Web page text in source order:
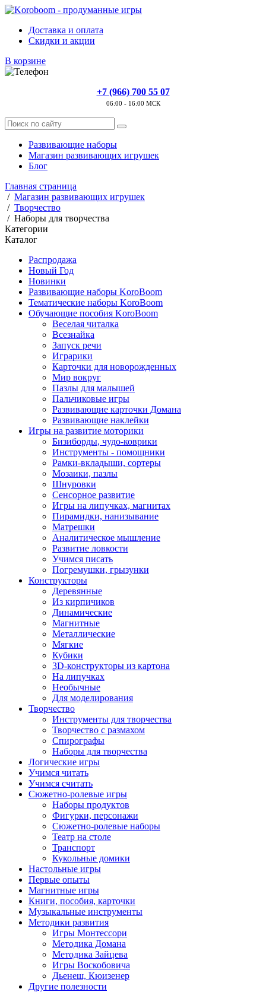
Доставка и оплата
Скидки и акции
В корзине
+7 (966) 700 55 07
06:00 - 16:00 МСК
Развивающие наборы
Магазин развивающих игрушек
Блог
Главная страница
/ Магазин развивающих игрушек
/ Творчество
/ Наборы для творчества
Категории
Каталог
Распродажа
Новый Год
Новинки
Развивающие наборы KoroBoom
Тематические наборы KoroBoom
Обучающие пособия KoroBoom
Веселая читалка
Всезнайка
Запуск речи
Играрики
Карточки для новорожденных
Мир вокруг
Пазлы для малышей
Пальчиковые игры
Развивающие карточки Домана
Развивающие наклейки
Игры на развитие моторики
Бизиборды, чудо-коврики
Инструменты - помощники
Рамки-вкладыши, сортеры
Мозаики, пазлы
Шнуровки
Сенсорное развитие
Игры на липучках, магнитах
Пирамидки, нанизывание
Матрешки
Аналитическое мышление
Развитие ловкости
Учимся писать
Погремушки, грызунки
Конструкторы
Деревянные
Из кирпичиков
Динамические
Магнитные
Металлические
Мягкие
Кубики
3D-конструкторы из картона
На липучках
Необычные
Для моделирования
Творчество
Инструменты для творчества
Творчество с размахом
Спирографы
Наборы для творчества
Логические игры
Учимся читать
Учимся считать
Сюжетно-ролевые игры
Наборы продуктов
Фигурки, персонажи
Сюжетно-ролевые наборы
Театр на столе
Транспорт
Кукольные домики
Настольные игры
Первые опыты
Магнитные игры
Книги, пособия, карточки
Музыкальные инструменты
Методики развития
Игры Монтессори
Методика Домана
Методика Зайцева
Игры Воскобовича
Дьенеш, Кюизенер
Другие полезности